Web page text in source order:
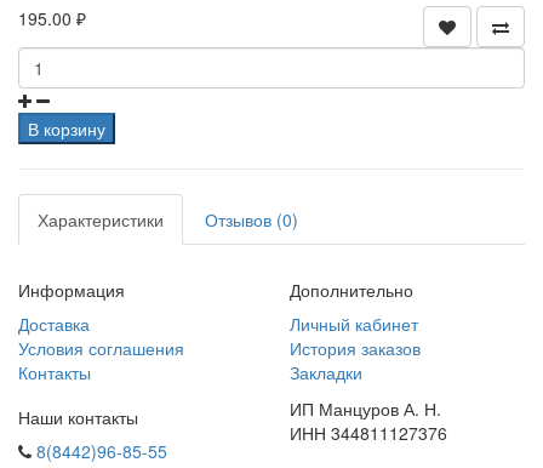
195.00 ₽
В корзину
Характеристики Отзывов (0)
Информация
Доставка
Условия соглашения
Контакты
Дополнительно
Личный кабинет
История заказов
Закладки
Наши контакты
8(8442)96-85-55
ИП Манцуров А. Н.
ИНН 344811127376